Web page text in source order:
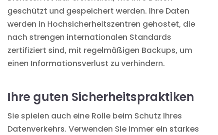
geschützt und gespeichert werden. Ihre Daten
werden in Hochsicherheitszentren gehostet, die
nach strengen internationalen Standards
zertifiziert sind, mit regelmäßigen Backups, um
einen Informationsverlust zu verhindern.
Ihre guten Sicherheitspraktiken
Sie spielen auch eine Rolle beim Schutz Ihres
Datenverkehrs. Verwenden Sie immer ein starkes